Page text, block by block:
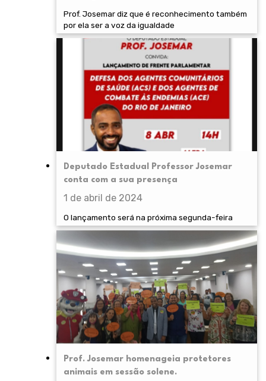
Prof. Josemar diz que é reconhecimento também
por ela ser a voz da igualdade
Deputado Estadual Professor Josemar
conta com a sua presença
1 de abril de 2024
O lançamento será na próxima segunda-feira
Prof. Josemar homenageia protetores
animais em sessão solene.